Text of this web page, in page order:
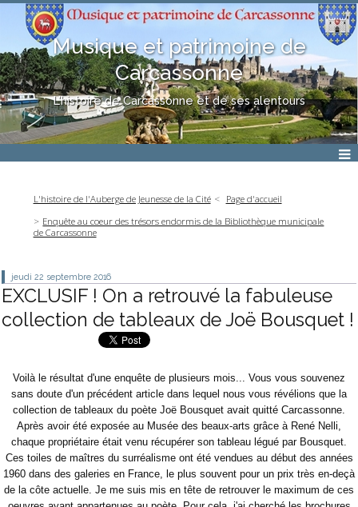
Musique et patrimoine de
Carcassonne
L'histoire de Carcassonne et de ses alentours
L'histoire de l'Auberge de Jeunesse de la Cité
Page d'accueil
Enquête au coeur des trésors endormis de la Bibliothèque municipale
de Carcassonne
jeudi 22 septembre 2016
EXCLUSIF ! On a retrouvé la fabuleuse
collection de tableaux de Joë Bousquet !
Voilà le résultat d'une enquête de plusieurs mois... Vous vous souvenez
sans doute d'un précédent article dans lequel nous vous révélions que la
collection de tableaux du poète Joë Bousquet avait quitté Carcassonne.
Après avoir été exposée au Musée des beaux-arts grâce à René Nelli,
chaque propriétaire était venu récupérer son tableau légué par Bousquet.
Ces toiles de maîtres du surréalisme ont été vendues au début des années
1960 dans des galeries en France, le plus souvent pour un prix très en-deçà
de la côte actuelle. Je me suis mis en tête de retrouver le maximum de ces